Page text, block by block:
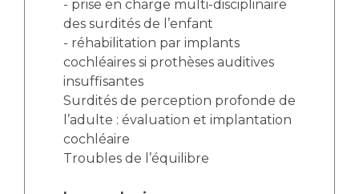
- prise en charge multi-disciplinaire
des surdités de l’enfant
- réhabilitation par implants
cochléaires si prothèses auditives
insuffisantes
Surdités de perception profonde de
l’adulte : évaluation et implantation
cochléaire
Troubles de l’équilibre